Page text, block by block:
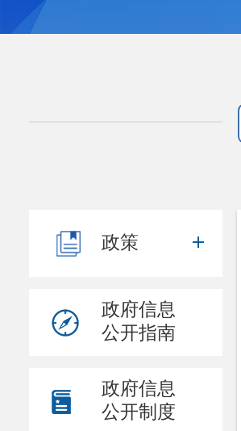
政策
政府信息
公开指南
政府信息
公开制度